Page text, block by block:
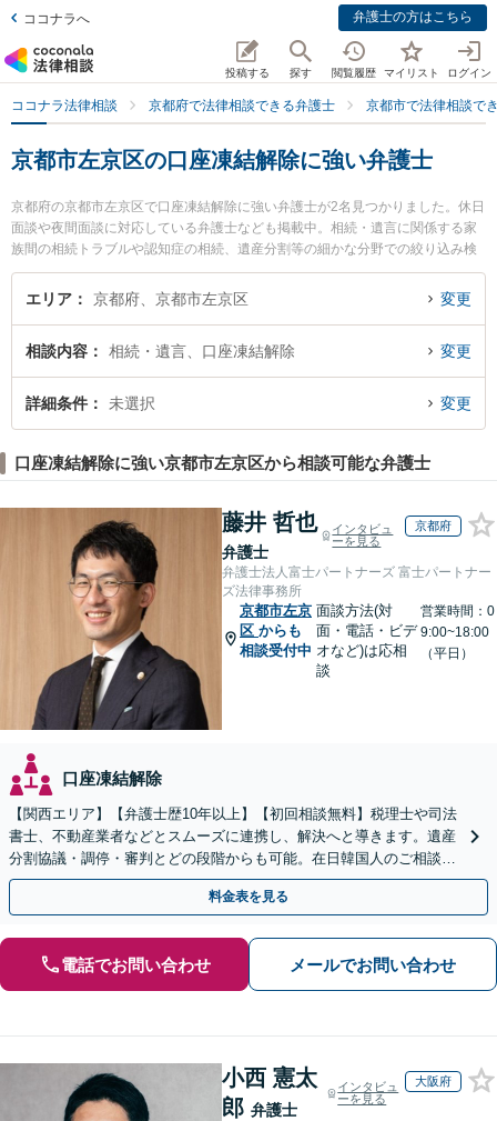
ココナラへ 弁護士の方はこちら
投稿する 探す 閲覧履歴 マイリスト ログイン
ココナラ法律相談 京都府で法律相談できる弁護士 京都市で法律相談で
京都市左京区の口座凍結解除に強い弁護士
京都府の京都市左京区で口座凍結解除に強い弁護士が2名見つかりました。休日
面談や夜間面談に対応している弁護士なども掲載中。相続・遺言に関係する家
族間の相続トラブルや認知症の相続、遺産分割等の細かな分野での絞り込み検
索もでき便利です。特に角田龍平の法律事務所の角田 龍平弁護士や谷澤貴弘法
律事務所の谷澤 貴弘弁護士のプロフィール情報や弁護士費用、強みなどが注目
な近くの弁護士を検索したい』『初回相談無料で口座凍結解除を法律相談でき
る京都市左京区内の弁護士に相談予約したい』などでお困りの相談者さんにお
すすめです。
エリア 京都府、京都市左京区 変更
相談内容 相続・遺言、口座凍結解除 変更
詳細条件 未選択 変更
口座凍結解除に強い京都市左京区から相談可能な弁護士
藤井 哲也
弁護士
インタビュ
ーを見る
京都府
弁護士法人富士パートナーズ 富士パートナー
ズ法律事務所
京都市左京
区 からも
相談受付中
面談方法(対
面・電話・ビデ
オなど)は応相
談
営業時間：0
9:00~18:00
（平日）
口座凍結解除
【関西エリア】【弁護士歴10年以上】【初回相談無料】税理士や司法
書士、不動産業者などとスムーズに連携し、解決へと導きます。遺産
分割協議・調停・審判とどの段階からも可能。在日韓国人のご相談も
対応しております【休日・夜間相談可】
料金表を見る
電話でお問い合わせ メールでお問い合わせ
小西 憲太
郎 弁護士
インタビュ
ーを見る
大阪府